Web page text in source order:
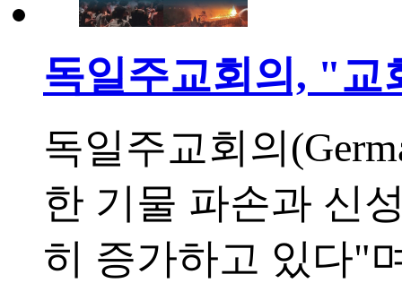
독일주교회의, "교
독일주교회의
한 기물 파손과 신
히 증가하고 있다"